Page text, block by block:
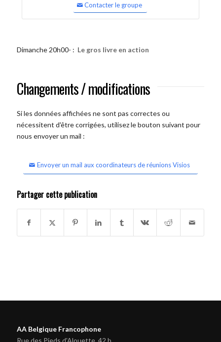
Contacter le groupe
Dimanche 20h00- : Le gros livre en action
Changements / modifications
Si les données affichées ne sont pas correctes ou
nécessitent d'être corrigées, utilisez le bouton suivant pour
nous envoyer un mail :
Envoyer un mail aux coordinateurs de réunions Visios
Partager cette publication
AA Belgique Francophone
Rue des Pieds d'Alouette, 42 b